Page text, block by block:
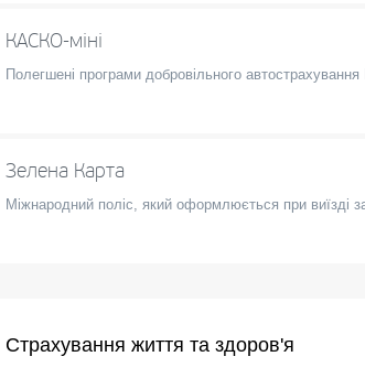
КАСКО-міні
Полегшені програми добровільного
Зелена Карта
Міжнародний поліс, який оформлюється при виїзді
Страхування життя та здоров'я